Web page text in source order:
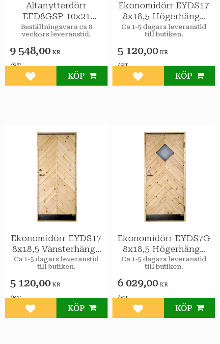
Altanytterdörr
EFD8GSP 10x21
Högerhängd STAR
Varmförråd Klarglas
spröjs
Beställningsvara ca 8
veckors leveranstid.
9 548,00 KR
/ST
Lägg till i favoriter
KÖP
Ekonomidörr EYDS17
8x18,5 Högerhängd
STAR Varmförråd
Sport
Ca 1-5 dagars leveranstid
till butiken.
5 120,00 KR
/ST
Lägg till i favoriter
KÖP
Ekonomidörr EYDS17
8x18,5 Vänsterhängd
STAR Varmförråd
Sport
Ca 1-5 dagars leveranstid
till butiken.
5 120,00 KR
/ST
Lägg till i favoriter
KÖP
Ekonomidörr EYDS7G
8x18,5 Högerhängd
STAR Varmförråd
Sport 2-glas
Ca 1-5 dagars leveranstid
till butiken.
6 029,00 KR
/ST
Lägg till i favoriter
KÖP